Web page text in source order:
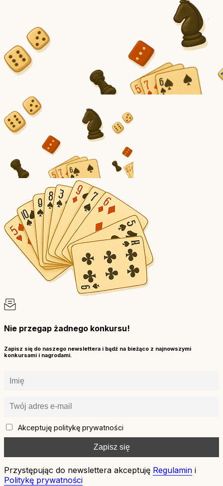
Nie przegap żadnego konkursu!
Zapisz się do naszego newslettera i bądź na bieżąco z najnowszymi
konkursami i nagrodami.
Akceptuję politykę prywatności
Przystępując do newslettera akceptuję Regulamin i
Politykę prywatności